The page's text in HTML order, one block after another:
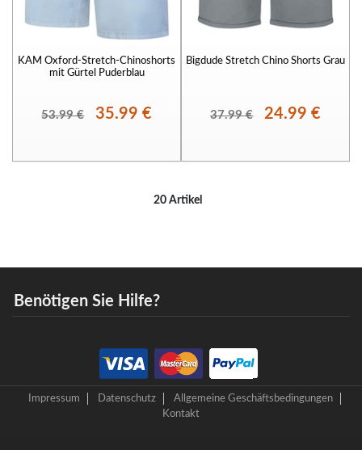
KAM Oxford-Stretch-Chinoshorts
mit Gürtel Puderblau
53.99 € 35.99 €
Bigdude Stretch Chino Shorts Grau
37.99 € 24.99 €
20 Artikel
Benötigen Sie Hilfe?
Impressum Datenschutz
Allgemeine Geschäftsbedingungen
Kontakt